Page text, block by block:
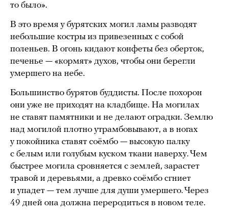
то было».
В это время у бурятских могил ламы разводят
небольшие костры из привезенных с собой
поленьев. В огонь кидают конфеты без оберток,
печенье — «кормят» духов, чтобы они берегли
умершего на небе.
Большинство бурятов буддисты. После похорон
они уже не приходят на кладбище. На могилах
не ставят памятники и не делают оградки. Землю
над могилой плотно утрамбовывают, а в ногах
у покойника ставят соёмбо — высокую палку
с белым или голубым куском ткани наверху. Чем
быстрее могила сровняется с землей, зарастет
травой и деревьями, а древко соёмбо сгниет
и упадет — тем лучше для души умершего. Через
49 дней она должна переродиться в новом теле.